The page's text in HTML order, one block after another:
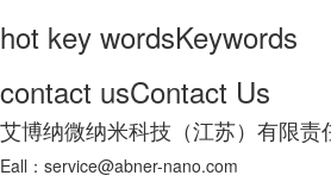
hot key wordsKeywords
contact usContact Us
艾博纳微纳米科技（江苏）有限责
Eall：service@abner-nano.com